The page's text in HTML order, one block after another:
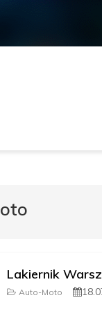
Lakiernik
Auto-Moto